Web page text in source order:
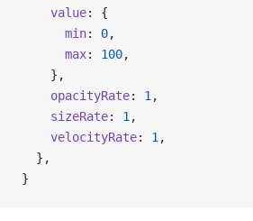
    value
: {
      min
: 0,
      max
: 100,
    },
    opacityRate
: 1 ,
    sizeRate
: 1 ,
    velocityRate
: 1 ,
  },
}